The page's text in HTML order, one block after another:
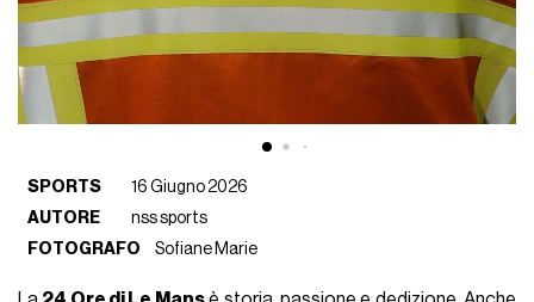
SPORTS
16 Giugno 2026
AUTORE
nss sports
FOTOGRAFO
Sofiane Marie